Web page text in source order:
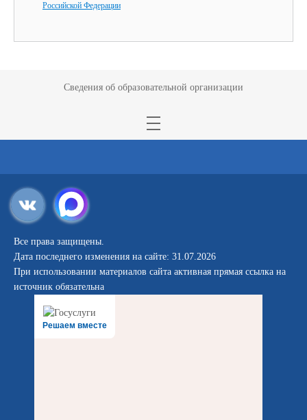
Российской Федерации
Сведения об образовательной организации
Все права защищены.
Дата последнего изменения на сайте: 31.07.2026
При использовании материалов сайта активная прямая ссылка на
источник обязательна
Решаем вместе